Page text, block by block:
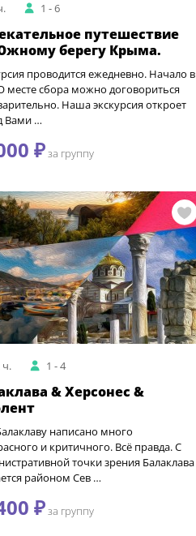
1 - 6
путешествие
берегу Крыма.
проводится ежедневно. Начало в
месте сбора можно договориться
Наша экскурсия откроет
Вами …
₽за группу
ч. 1 - 4
& Херсонес &
написано много
и критичного. Всё правда. С
точки зрения Балаклава
районом Сев …
₽за группу